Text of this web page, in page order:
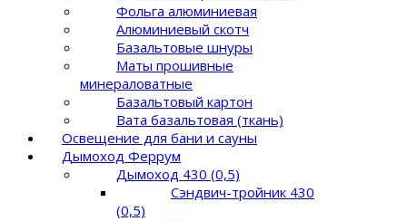
Фольга алюминиевая
Алюминиевый скотч
Базальтовые шнуры
Маты прошивные
минераловатные
Базальтовый картон
Вата базальтовая (ткань)
Освещение для бани и сауны
Дымоход Феррум
Дымоход 430 (0,5)
Сэндвич-тройник 430
(0,5)